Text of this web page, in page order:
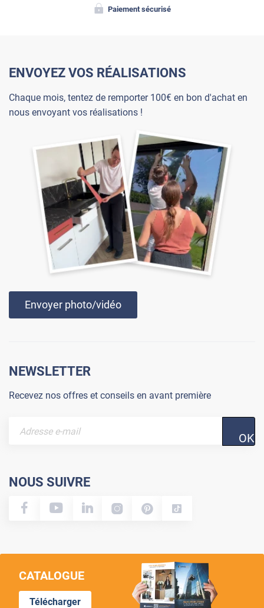
Paiement sécurisé
ENVOYEZ VOS RÉALISATIONS
Chaque mois, tentez de remporter 100€ en bon d'achat en
nous envoyant vos réalisations !
Envoyer photo/vidéo
NEWSLETTER
Recevez nos offres et conseils en avant première
OK
NOUS SUIVRE
CATALOGUE
Télécharger